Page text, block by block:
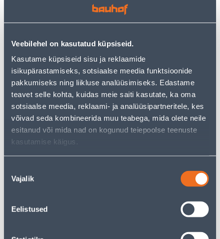
Veebilehel on kasutatud küpsiseid.
Kasutame küpsiseid sisu ja reklaamide
isikupärastamiseks, sotsiaalse meedia funktsioonide
pakkumiseks ning liikluse analüüsimiseks. Edastame
teavet selle kohta, kuidas meie saiti kasutate, ka oma
sotsiaalse meedia, reklaami- ja analüüsipartneritele, kes
võivad seda kombineerida muu teabega, mida olete neile
esitanud või mida nad on kogunud teiepoolse teenuste
kasutamise käigus.
valik
Vajalik
Eelistused
• Sobib kasutamiseks nii sise- ja välistingimustes,
temperatuuridele.
• 14-päevane tagastusõigus
Järelmaksu kalkulaator
Sissemakse Maksed
.32 €
Eeldatav kojuvedu 4,99 € al. 2-5 tööpäeva